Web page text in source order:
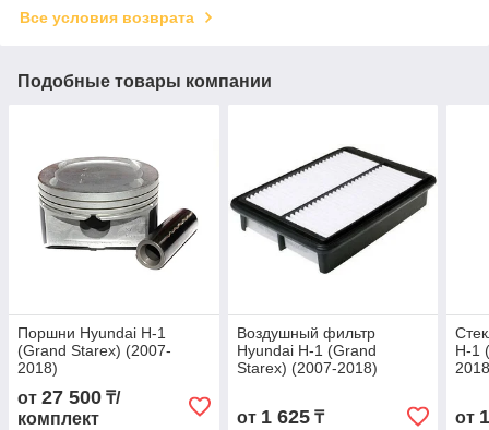
Все условия возврата
Подобные товары компании
Поршни Hyundai H-1
(Grand Starex) (2007-
2018)
от 27 500 ₸/
комплект
Воздушный фильтр
Hyundai H-1 (Grand
Starex) (2007-2018)
от 1 625₸
H-1
от